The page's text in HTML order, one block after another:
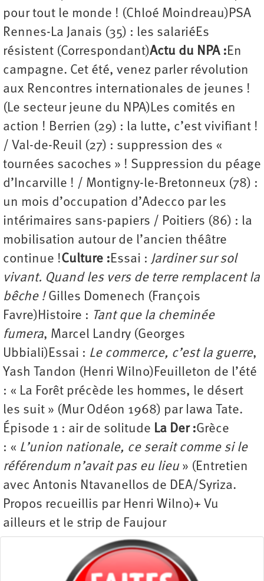
pour tout le monde ! (Chloé Moindreau)PSA
Rennes-La Janais (35) : les salariéEs
résistent (Correspondant)Actu du NPA :En
campagne. Cet été, venez parler révolution
aux Rencontres internationales de jeunes !
(Le secteur jeune du NPA)Les comités en
action ! Berrien (29) : la lutte, c’est vivifiant !
/ Val-de-Reuil (27) : suppression des «
tournées sacoches » ! Suppression du péage
d’Incarville ! / Montigny-le-Bretonneux (78) :
un mois d’occupation d’Adecco par les
intérimaires sans-papiers / Poitiers (86) : la
mobilisation autour de l’ancien théâtre
continue !Culture :Essai : Jardiner sur sol
vivant. Quand les vers de terre remplacent la
bêche !Gilles Domenech (François
Favre)Histoire : Tant que la cheminée
fumera, Marcel Landry (Georges
Ubbiali)Essai : Le commerce, c’est la guerre,
Yash Tandon (Henri Wilno)Feuilleton de l’été
: « La Forêt précède les hommes, le désert
les suit » (Mur Odéon 1968) par Iawa Tate.
Épisode 1 : air de solitude La Der :Grèce
: « L’union nationale, ce serait comme si le
référendum n’avait pas eu lieu » (Entretien
avec Antonis Ntavanellos de DEA/Syriza.
Propos recueillis par Henri Wilno)+ Vu
ailleurs et le strip de Faujour